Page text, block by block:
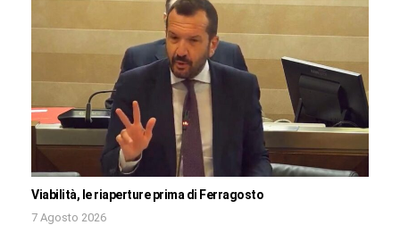
Viabilità, le riaperture prima di Ferragosto
7 Agosto 2026